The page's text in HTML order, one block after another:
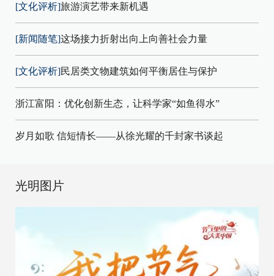
[文化评析]旅游演艺带来新机遇
[新闻随笔]这场接力折射出向上向善社会力量
[文化评析]民居类文物建筑如何平衡居住与保护
浙江富阳：优化创新生态，让科学家“如鱼得水”
岁月如歌 信短情长——从徐光耀的千封家书谈起
光明图片